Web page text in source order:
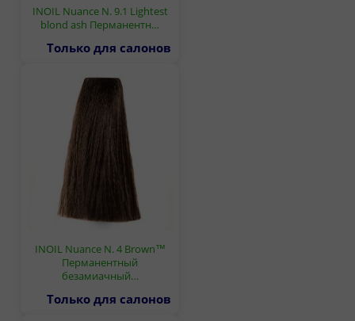
INOIL Nuance N. 9.1 Lightest
blond ash Перманентн…
Только для салонов
INOIL Nuance N. 4 Brown™
Перманентный
безамиачный…
Только для салонов